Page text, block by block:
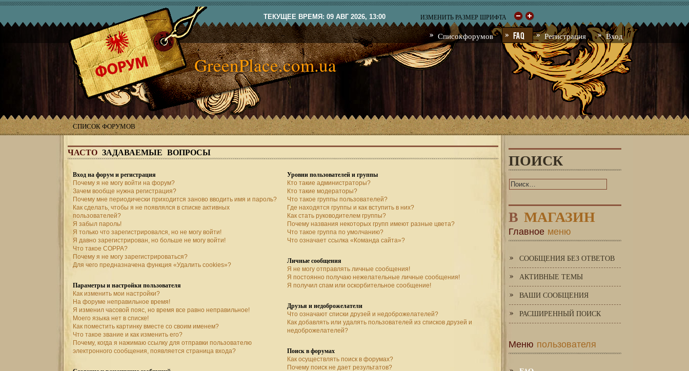
ТЕКУЩЕЕ ВРЕМЯ: 09 АВГ 2026, 13:00 ИЗМЕНИТЬ РАЗМЕР ШРИФТА
Список форумов FAQ Регистрация Вход
GreenPlace.com.ua
СПИСОК ФОРУМОВ
ЧАСТО ЗАДАВАЕМЫЕ ВОПРОСЫ
Вход на форум и регистрация
Почему я не могу войти на форум?
Зачем вообще нужна регистрация?
Почему мне периодически приходится заново вводить имя и пароль?
Как сделать, чтобы я не появлялся в списке активных
пользователей?
Я забыл пароль!
Я только что зарегистрировался, но не могу войти!
Я давно зарегистрирован, но больше не могу войти!
Что такое COPPA?
Почему я не могу зарегистрироваться?
Для чего предназначена функция «Удалить cookies»?
Параметры и настройки пользователя
Как изменить мои настройки?
На форуме неправильное время!
Я изменил часовой пояс, но время все равно неправильное!
Моего языка нет в списке!
Как поместить картинку вместе со своим именем?
Что такое звание и как изменить его?
Почему, когда я нажимаю ссылку для отправки пользователю
электронного сообщения, появляется страница входа?
Уровни пользователей и группы
Кто такие администраторы?
Кто такие модераторы?
Что такое группы пользователей?
Где находятся группы и как вступить в них?
Как стать руководителем группы?
Почему названия некоторых групп имеют разные цвета?
Что такое группа по умолчанию?
Что означает ссылка «Команда сайта»?
Личные сообщения
Я не могу отправлять личные сообщения!
Я постоянно получаю нежелательные личные сообщения!
Я получил спам или оскорбительное сообщение!
Друзья и недоброжелатели
Что означают списки друзей и недоброжелателей?
Как добавлять или удалять пользователей из списков друзей и
недоброжелателей?
Поиск в форумах
Как осуществлять поиск в форумах?
Почему поиск не дает результатов?
ПОИСК
В МАГАЗИН
Главное меню
СООБЩЕНИЯ БЕЗ ОТВЕТОВ
АКТИВНЫЕ ТЕМЫ
ВАШИ СООБЩЕНИЯ
РАСШИРЕННЫЙ ПОИСК
Меню пользователя